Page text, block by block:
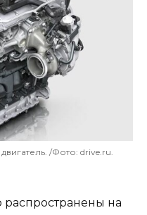
/Фото: drive.ru.
на